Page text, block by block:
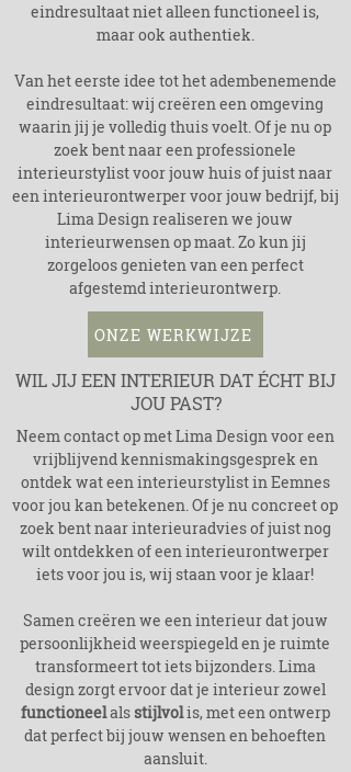
eindresultaat niet alleen functioneel is,
maar ook authentiek.
Van het eerste idee tot het adembenemende
eindresultaat: wij creëren een omgeving
waarin jij je volledig thuis voelt. Of je nu op
zoek bent naar een professionele
interieurstylist voor jouw huis of juist naar
een interieurontwerper voor jouw bedrijf, bij
Lima Design realiseren we jouw
interieurwensen op maat. Zo kun jij
zorgeloos genieten van een perfect
afgestemd interieurontwerp.
ONZE WERKWIJZE
WIL JIJ EEN INTERIEUR DAT ÉCHT BIJ
JOU PAST?
Neem contact op met Lima Design voor een
vrijblijvend kennismakingsgesprek en
ontdek wat een interieurstylist in Eemnes
voor jou kan betekenen. Of je nu concreet op
zoek bent naar interieuradvies of juist nog
wilt ontdekken of een interieurontwerper
iets voor jou is, wij staan voor je klaar!
Samen creëren we een interieur dat jouw
persoonlijkheid weerspiegeld en je ruimte
transformeert tot iets bijzonders. Lima
design zorgt ervoor dat je interieur zowel
functioneelals stijlvolis, met een ontwerp
dat perfect bij jouw wensen en behoeften
aansluit.